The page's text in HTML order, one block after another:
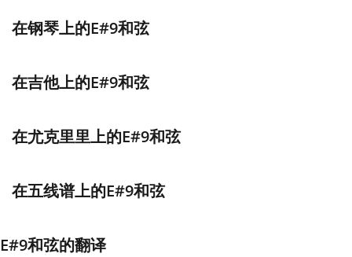
हिन्दी
Italiano
日本語
Polski
在钢琴上的E#9和弦
在吉他上的E#9和弦
在尤克里里上的E#9和弦
在五线谱上的E#9和弦
E#9和弦的翻译